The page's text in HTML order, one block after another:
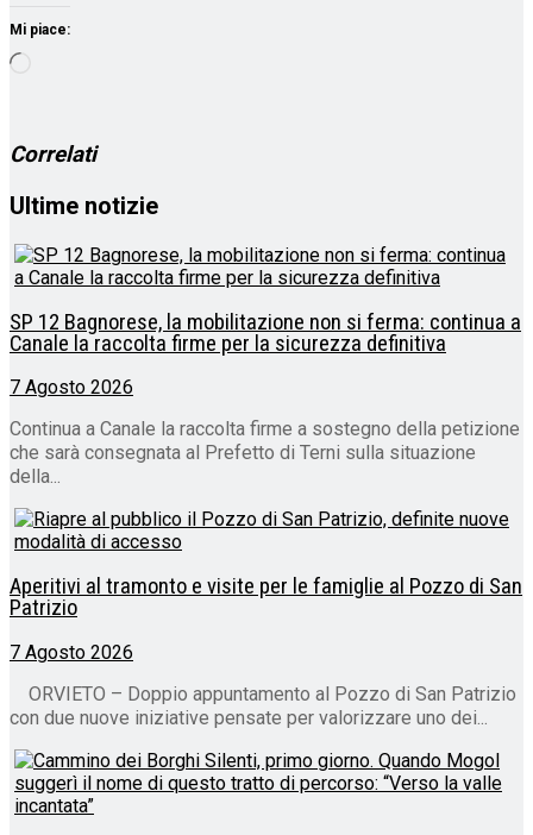
Mi piace:
Correlati
Ultime notizie
SP 12 Bagnorese, la mobilitazione non si ferma: continua a
Canale la raccolta firme per la sicurezza definitiva
7 Agosto 2026
Continua a Canale la raccolta firme a sostegno della petizione
che sarà consegnata al Prefetto di Terni sulla situazione
della...
Aperitivi al tramonto e visite per le famiglie al Pozzo di San
Patrizio
7 Agosto 2026
ORVIETO – Doppio appuntamento al Pozzo di San Patrizio
con due nuove iniziative pensate per valorizzare uno dei...